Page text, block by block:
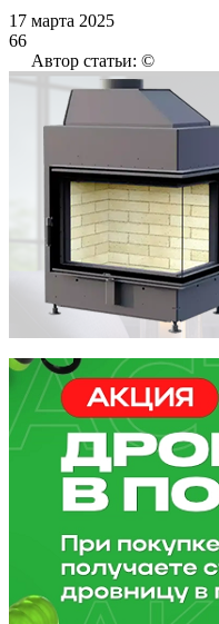
17 марта 2025
66
Автор статьи: ©